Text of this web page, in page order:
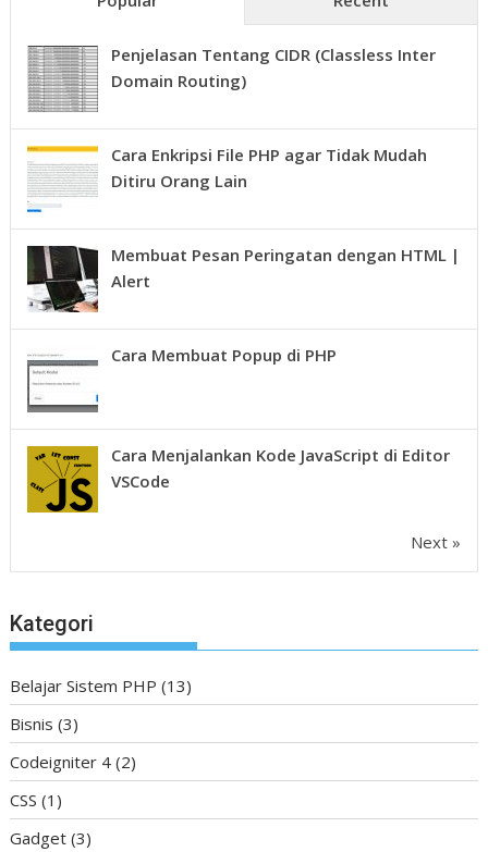
Penjelasan Tentang CIDR (Classless Inter
Domain Routing)
Cara Enkripsi File PHP agar Tidak Mudah
Ditiru Orang Lain
Membuat Pesan Peringatan dengan HTML |
Alert
Cara Membuat Popup di PHP
Cara Menjalankan Kode JavaScript di Editor
VSCode
Next »
Kategori
Belajar Sistem PHP (13)
Bisnis (3)
Codeigniter 4 (2)
CSS (1)
Gadget (3)